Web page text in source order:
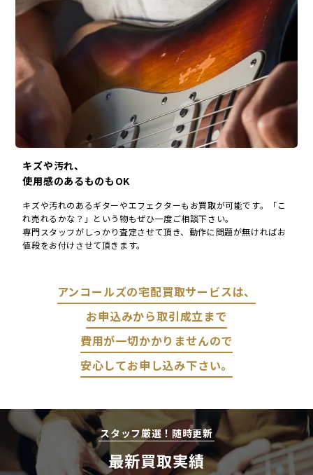
キズや汚れ、
使用感のあるものもOK
キズや汚れのあるギターやエフェクターもお買取が可能です。「こ
れ売れるかな？」という物もぜひ一度ご相談下さい。
専門スタッフがしっかり査定させて頂き、動作に問題が無ければお
値段をお付けさせて頂きます。
アンコールズの宅配買取サービスは、
お申込みから取引成立まで
費用が一切かかりませんので
安心してお申し込み下さい。
スタッフ厳選！随時更新
最新買取実績